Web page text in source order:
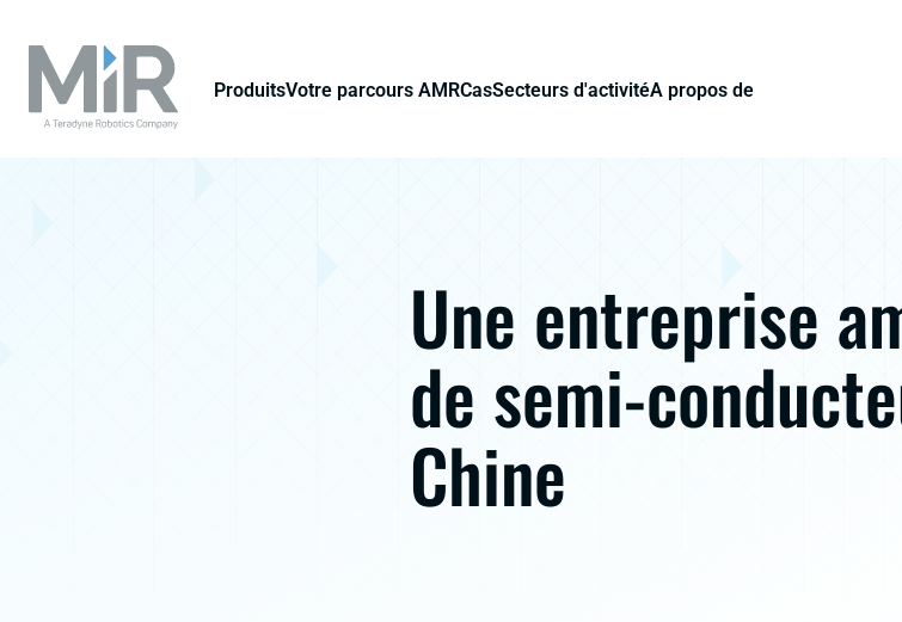
ProduitsVotre parcours AMRCasSecteurs d'activitéA propos de
Une entreprise
de semi-
Chine